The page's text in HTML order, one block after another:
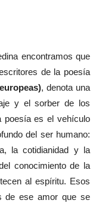
encontramos que
de la poesía
, denota una
y el sorber de los
poesía es el vehículo
del ser humano:
la cotidianidad y la
conocimiento de la
al espíritu. Esos
de ese amor que se